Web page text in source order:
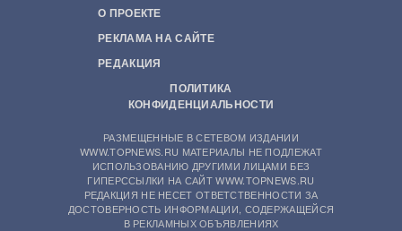
О ПРОЕКТЕ
РЕКЛАМА НА САЙТЕ
РЕДАКЦИЯ
ПОЛИТИКА
КОНФИДЕНЦИАЛЬНОСТИ
РАЗМЕЩЕННЫЕ В СЕТЕВОМ ИЗДАНИИ
WWW.TOPNEWS.RU МАТЕРИАЛЫ НЕ ПОДЛЕЖАТ
ИСПОЛЬЗОВАНИЮ ДРУГИМИ ЛИЦАМИ БЕЗ
ГИПЕРССЫЛКИ НА САЙТ WWW.TOPNEWS.RU
РЕДАКЦИЯ НЕ НЕСЕТ ОТВЕТСТВЕННОСТИ ЗА
ДОСТОВЕРНОСТЬ ИНФОРМАЦИИ, СОДЕРЖАЩЕЙСЯ
В РЕКЛАМНЫХ ОБЪЯВЛЕНИЯХ